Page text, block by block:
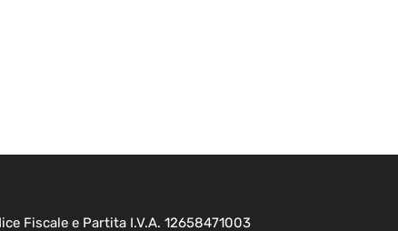
Fiscale e Partita I.V.A. 12658471003